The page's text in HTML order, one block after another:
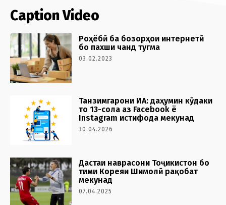
Caption Video
Роҳёбӣ ба бозорҳои интернетӣ
бо пахши чанд тугма
03.02.2023
Танзимгарони ИА: даҳумин кӯдаки
то 13-сола аз Facebook ё
Instagram истифода мекунад
30.04.2026
Дастаи наврасони Тоҷикистон бо
тими Кореяи Шимолӣ рақобат
мекунад
07.04.2025